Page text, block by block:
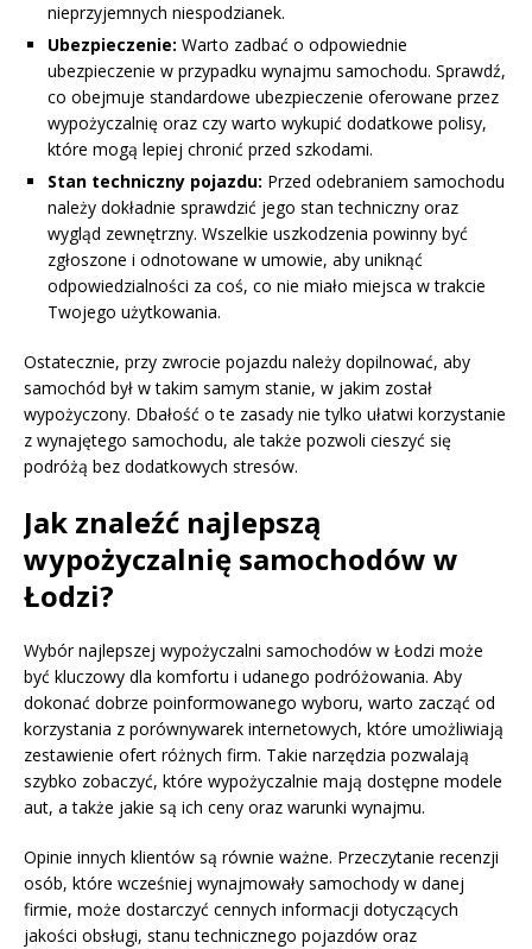
nieprzyjemnych niespodzianek.
Ubezpieczenie: Warto zadbać o odpowiednie
ubezpieczenie w przypadku wynajmu samochodu. Sprawdź,
co obejmuje standardowe ubezpieczenie oferowane przez
wypożyczalnię oraz czy warto wykupić dodatkowe polisy,
które mogą lepiej chronić przed szkodami.
Stan techniczny pojazdu: Przed odebraniem samochodu
należy dokładnie sprawdzić jego stan techniczny oraz
wygląd zewnętrzny. Wszelkie uszkodzenia powinny być
zgłoszone i odnotowane w umowie, aby uniknąć
odpowiedzialności za coś, co nie miało miejsca w trakcie
Twojego użytkowania.
Ostatecznie, przy zwrocie pojazdu należy dopilnować, aby
samochód był w takim samym stanie, w jakim został
wypożyczony. Dbałość o te zasady nie tylko ułatwi korzystanie
z wynajętego samochodu, ale także pozwoli cieszyć się
podróżą bez dodatkowych stresów.
Jak znaleźć najlepszą
wypożyczalnię samochodów w
Łodzi?
Wybór najlepszej wypożyczalni samochodów w Łodzi może
być kluczowy dla komfortu i udanego podróżowania. Aby
dokonać dobrze poinformowanego wyboru, warto zacząć od
korzystania z porównywarek internetowych, które umożliwiają
zestawienie ofert różnych firm. Takie narzędzia pozwalają
szybko zobaczyć, które wypożyczalnie mają dostępne modele
aut, a także jakie są ich ceny oraz warunki wynajmu.
Opinie innych klientów są równie ważne. Przeczytanie recenzji
osób, które wcześniej wynajmowały samochody w danej
firmie, może dostarczyć cennych informacji dotyczących
jakości obsługi, stanu technicznego pojazdów oraz